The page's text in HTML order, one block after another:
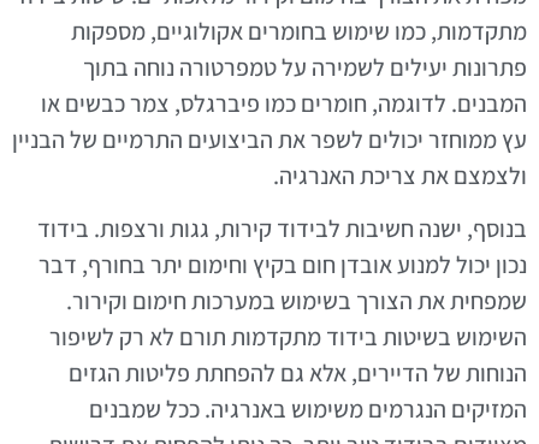
מתקדמות, כמו שימוש בחומרים אקולוגיים, מספקות
פתרונות יעילים לשמירה על טמפרטורה נוחה בתוך
המבנים. לדוגמה, חומרים כמו פיברגלס, צמר כבשים או
עץ ממוחזר יכולים לשפר את הביצועים התרמיים של הבניין
ולצמצם את צריכת האנרגיה.
בנוסף, ישנה חשיבות לבידוד קירות, גגות ורצפות. בידוד
נכון יכול למנוע אובדן חום בקיץ וחימום יתר בחורף, דבר
שמפחית את הצורך בשימוש במערכות חימום וקירור.
השימוש בשיטות בידוד מתקדמות תורם לא רק לשיפור
הנוחות של הדיירים, אלא גם להפחתת פליטות הגזים
המזיקים הנגרמים משימוש באנרגיה. ככל שמבנים